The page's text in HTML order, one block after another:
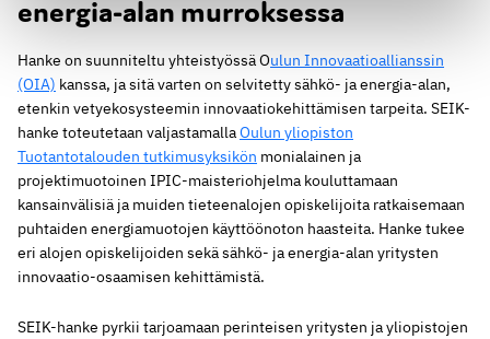
energia-alan murroksessa
Hanke on suunniteltu yhteistyössä Oulun Innovaatioallianssin
(OIA) kanssa, ja sitä varten on selvitetty sähkö- ja energia-alan,
etenkin vetyekosysteemin innovaatiokehittämisen tarpeita. SEIK-
hanke toteutetaan valjastamallaOulun yliopiston
Tuotantotalouden tutkimusyksikön monialainen ja
projektimuotoinen IPIC-maisteriohjelma kouluttamaan
kansainvälisiä ja muiden tieteenalojen opiskelijoita ratkaisemaan
puhtaiden energiamuotojen käyttöönoton haasteita. Hanke tukee
eri alojen opiskelijoiden sekä sähkö- ja energia-alan yritysten
innovaatio-osaamisen kehittämistä.
SEIK-hanke pyrkii tarjoamaan perinteisen yritysten ja yliopistojen